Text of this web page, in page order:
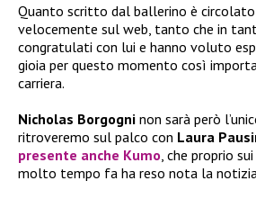
Quanto scritto dal ballerino è
velocemente sul web, tanto che in
congratulati con lui e hanno voluto
gioia per questo momento così
carriera.
Nicholas Borgogni non sarà però
ritroveremo sul palco con Laura
presente anche Kumo , che proprio
molto tempo fa ha reso nota la